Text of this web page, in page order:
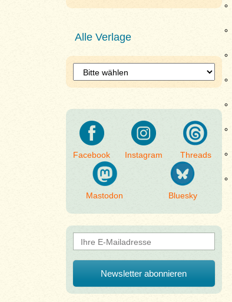
Alle Verlage
Facebook Instagram Threads
Mastodon Bluesky